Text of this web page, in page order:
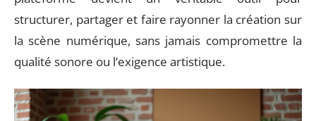
structurer, partager et faire rayonner la création sur
la scène numérique, sans jamais compromettre la
qualité sonore ou l’exigence artistique.